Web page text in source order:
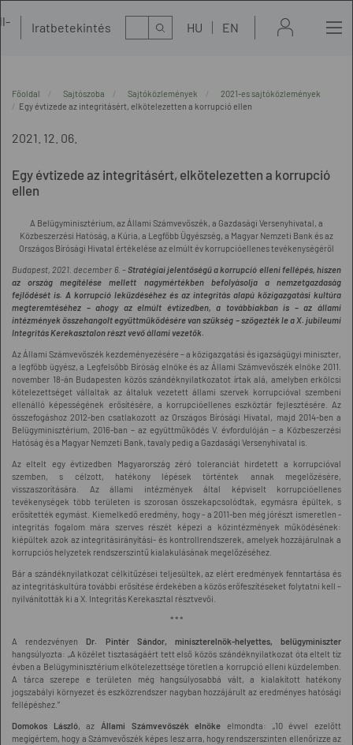
Iratbetekintés Kereső HU EN
Főoldal Sajtószoba Sajtóközlemények
2021-es sajtóközlemények
Egy évtizede az integritásért, elkötelezetten a korrupció ellen
2021. 12. 06.
Egy évtizede az integritásért, elkötelezetten a korrupció
ellen
A Belügyminisztérium, az Állami Számvevőszék, a Gazdasági Versenyhivatal, a
Közbeszerzési Hatóság, a Kúria, a Legfőbb Ügyészség, a Magyar Nemzeti Bank és az
Országos Bírósági Hivatal értékelése az elmúlt év korrupcióellenes tevékenységéről
Budapest, 2021. december 6. –Stratégiai jelentőségű a korrupció elleni fellépés, hiszen
az ország megítélése mellett nagymértékben befolyásolja a nemzetgazdaság
fejlődését is. A korrupció leküzdéséhez és az integritás alapú közigazgatási kultúra
megteremtéséhez – ahogy az elmúlt évtizedben, a továbbiakban is – az állami
intézmények összehangolt együttműködésére van szükség – szögezték le a X. jubileumi
Integritás Kerekasztalon részt vevő állami vezetők.
Az Állami Számvevőszék kezdeményezésére – a közigazgatási és igazságügyi miniszter,
a legfőbb ügyész, a Legfelsőbb Bíróság elnöke és az Állami Számvevőszék elnöke 2011.
november 18-án Budapesten közös szándéknyilatkozatot írtak alá, amelyben erkölcsi
kötelezettséget vállaltak az általuk vezetett állami szervek korrupcióval szembeni
ellenálló képességének erősítésére, a korrupcióellenes eszköztár fejlesztésére. Az
összefogáshoz 2012-ben csatlakozott az Országos Bírósági Hivatal, majd 2014-ben a
Belügyminisztérium, 2016-ban – az együttműködés V. évfordulóján – a Közbeszerzési
Hatóság és a Magyar Nemzeti Bank, tavaly pedig a Gazdasági Versenyhivatal is.
Az eltelt egy évtizedben Magyarország zéró toleranciát hirdetett a korrupcióval
szemben, s célzott, hatékony lépések történtek annak megelőzésére,
visszaszorítására. Az állami intézmények által képviselt korrupcióellenes
tevékenységek több területen is szorosan összekapcsolódtak, egymásra épültek, s
erősítették egymást. Kiemelkedő eredmény, hogy - a 2011-ben még jórészt ismeretlen -
integritás fogalom mára szerves részét képezi a közintézmények működésének:
kiépültek azok az integritásirányítási- és kontrollrendszerek, amelyek hozzájárulnak a
korrupciós helyzetek rendszerszintű kialakulásának megelőzéséhez.
Bár a szándéknyilatkozat célkitűzései teljesültek, az elért eredmények fenntartása és
az integritáskultúra további erősítése érdekében a közös erőfeszítéseket folytatni kell –
nyilvánították ki a X. Integritás Kerekasztal résztvevői.
* * *
A rendezvényen Dr. Pintér Sándor, miniszterelnök-helyettes, belügyminiszter
hangsúlyozta: „A közélet tisztaságáért tett első közös szándéknyilatkozat óta eltelt tíz
évben a Belügyminisztérium elkötelezettsége töretlen a korrupció elleni küzdelemben.
A tárca szerepe e területen még hangsúlyosabbá vált, a kialakított hatékony
jogszabályi környezet és eszközrendszer nagyban hozzájárult az eredményes hatósági
fellépéshez.”
Domokos László, azÁllami Számvevőszék elnöke elmondta: „10 évvel ezelőtt
megígértem, hogy a Számvevőszék képes lesz arra, hogy rendszerszinten ellenőrizze az